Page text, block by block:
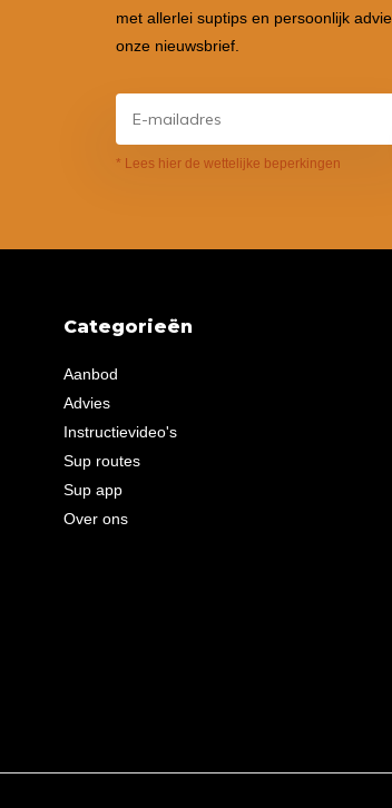
met allerlei suptips en persoonlijk
onze nieuwsbrief.
* Lees hier de wettelijke beperkingen
Categorieën
Aanbod
Advies
Instructievideo's
Sup routes
Sup app
Over ons